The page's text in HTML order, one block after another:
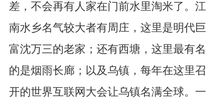
差，不会再有人家在门前水里淘米了。江
南水乡名气较大者有周庄，这里是明代巨
富沈万三的老家；还有西塘，这里最有名
的是烟雨长廊；以及乌镇，每年在这里召
开的世界互联网大会让乌镇名满全球。一